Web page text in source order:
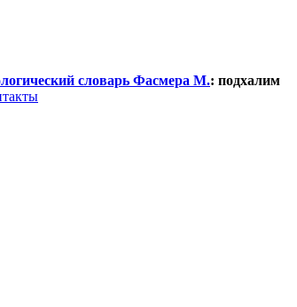
словарь Фасмера М.: подхалим